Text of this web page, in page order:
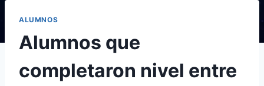
ALUMNOS
Alumnos que
completaron nivel entre